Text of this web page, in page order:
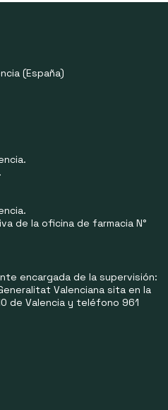
(España)
de la oficina de farmacia N°
encargada de la supervisión:
Valenciana sita en la
de Valencia y teléfono 961